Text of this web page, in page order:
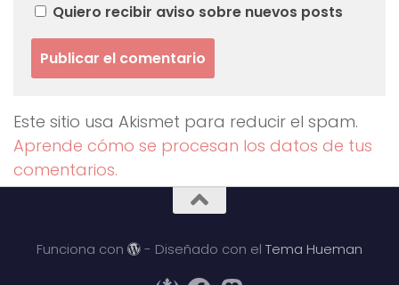
Quiero recibir aviso sobre nuevos posts
Este sitio usa Akismet para reducir el spam.
Aprende cómo se procesan los datos de tus
comentarios.
Funciona con - Diseñado con el Tema Hueman